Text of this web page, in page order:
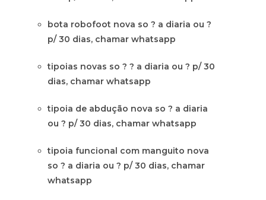
bota robofoot nova so ? a diaria ou ?
p/ 30 dias, chamar whatsapp
tipoias novas so ? ? a diaria ou ? p/ 30
dias, chamar whatsapp
tipoia de abdução nova so ? a diaria
ou ? p/ 30 dias, chamar whatsapp
tipoia funcional com manguito nova
so ? a diaria ou ? p/ 30 dias, chamar
whatsapp